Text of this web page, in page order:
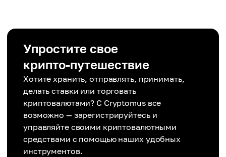
Упростите свое
крипто-путешествие
Хотите хранить, отправлять, принимать,
делать ставки или торговать
криптовалютами? С Cryptomus все
возможно — зарегистрируйтесь и
управляйте своими криптовалютными
средствами с помощью наших удобных
инструментов.